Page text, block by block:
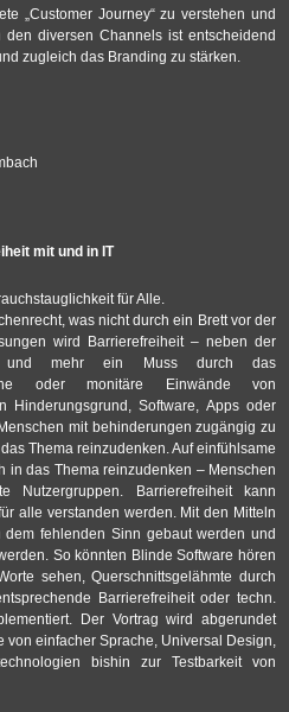
„Customer Journey“ zu verstehen und
diversen Channels ist entscheidend
zugleich das Branding zu stärken.
mit und in IT
für Alle.
was nicht durch ein Brett vor der
wird Barrierefreiheit – neben der
und mehr ein Muss durch das
oder monitäre Einwände von
Hinderungsgrund, Software, Apps oder
mit behinderungen zugängig zu
Thema reinzudenken. Auf einfühlsame
in das Thema reinzudenken – Menschen
Nutzergruppen. Barrierefreiheit kann
alle verstanden werden. Mit den Mitteln
fehlenden Sinn gebaut werden und
So könnten Blinde Software hören
sehen, Querschnittsgelähmte durch
Barrierefreiheit oder techn.
Der Vortrag wird abgerundet
von einfacher Sprache, Universal Design,
bishin zur Testbarkeit von